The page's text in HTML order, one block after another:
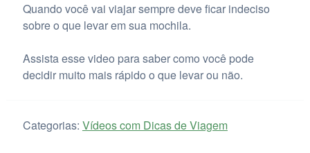
Quando você vai viajar sempre deve ficar indeciso
sobre o que levar em sua mochila.
Assista esse video para saber como você pode
decidir muito mais rápido o que levar ou não.
Categorias: Vídeos com Dicas de Viagem